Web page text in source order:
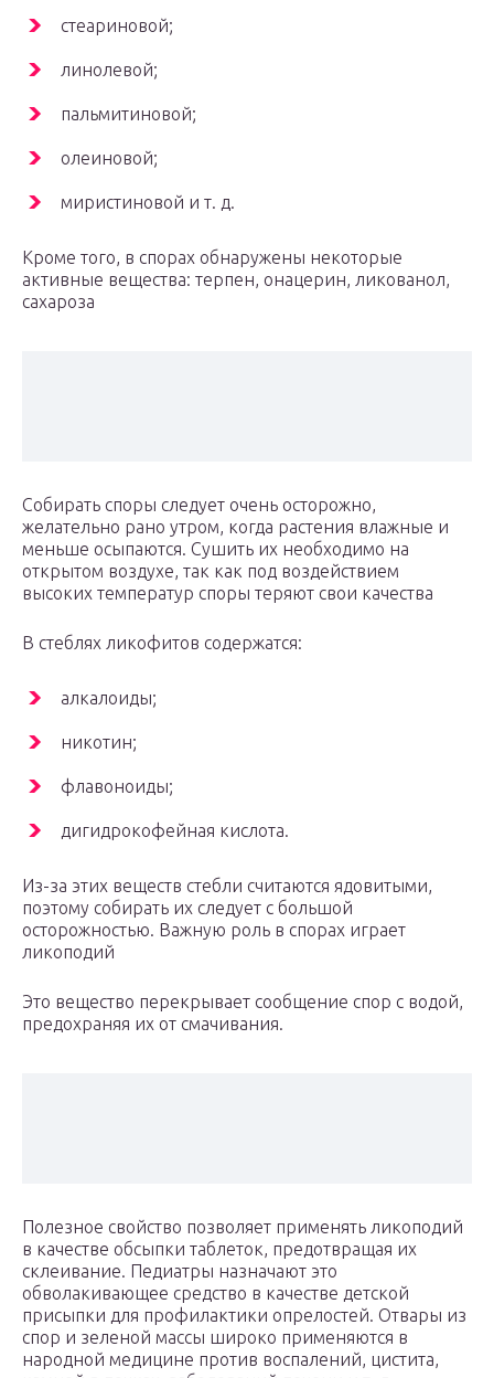
стеариновой;
линолевой;
пальмитиновой;
олеиновой;
миристиновой и т. д.
Кроме того, в спорах обнаружены некоторые
активные вещества: терпен, онацерин, ликованол,
сахароза
Собирать споры следует очень осторожно,
желательно рано утром, когда растения влажные и
меньше осыпаются. Сушить их необходимо на
открытом воздухе, так как под воздействием
высоких температур споры теряют свои качества
В стеблях ликофитов содержатся:
алкалоиды;
никотин;
флавоноиды;
дигидрокофейная кислота.
Из-за этих веществ стебли считаются ядовитыми,
поэтому собирать их следует с большой
осторожностью. Важную роль в спорах играет
ликоподий
Это вещество перекрывает сообщение спор с водой,
предохраняя их от смачивания.
Полезное свойство позволяет применять ликоподий
в качестве обсыпки таблеток, предотвращая их
склеивание. Педиатры назначают это
обволакивающее средство в качестве детской
присыпки для профилактики опрелостей. Отвары из
спор и зеленой массы широко применяются в
народной медицине против воспалений, цистита,